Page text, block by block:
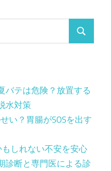
検
バテは危険？放置する
水対策
い？胃腸がSOSを出す
しれない不安を安心
診断と専門医による診